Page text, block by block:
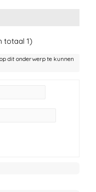
totaal 1)
dit onderwerp te kunnen